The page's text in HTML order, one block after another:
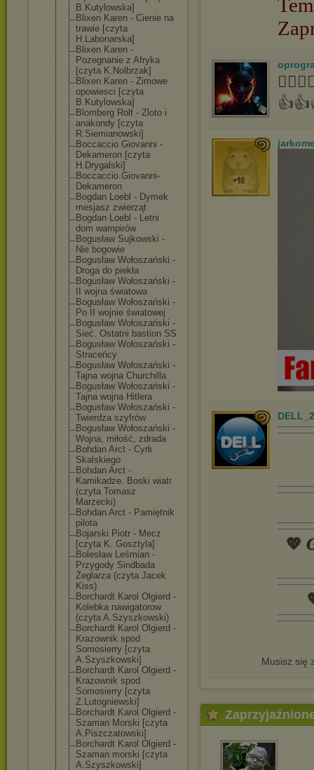
B.Kutylowska]
Blixen Karen - Cienie na
trawie [czyta
H.Labonarska]
Blixen Karen -
Pozegnanie z Afryka
[czyta K.Nolbrzak]
Blixen Karen - Zimowe
opowiesci [czyta
B.Kutylowska]
Blomberg Rolf - Zloto i
anakondy [czyta
R.Siemianowski]
Boccaccio Giovanni -
Dekameron [czyta
H.Drygalski]
Boccaccio.Giovanni-
Dekameron
Bogdan Loebl - Dymek
mesjasz zwierząt
Bogdan Loebl - Letni
dom wampirów
Bogusław Sujkowski -
Nie bogowie
Bogusław Wołoszański -
Droga do piekła
Bogusław Wołoszański -
II wojna światowa
Bogusław Wołoszański -
Po II wojnie światowej
Bogusław Wołoszański -
Sieć. Ostatni bastion SS
Bogusław Wołoszański -
Straceńcy
Bogusław Wołoszański -
Tajna wojna Churchilla
Bogusław Wołoszański -
Tajna wojna Hitlera
Bogusław Wołoszański -
Twierdza szyfrów
Bogusław Wołoszański -
Wojna, miłość, zdrada
Bohdan Arct - Cyrk
Skalskiego
Bohdan Arct -
Kamikadze. Boski wiatr
(czyta Tomasz
Marzecki)
Bohdan Arct - Pamiętnik
pilota
Bojarski Piotr - Mecz
[czyta K. Gosztyla]
Bolesław Leśmian -
Przygody Sindbada
Żeglarza (czyta Jacek
Kiss)
Borchardt Karol Olgierd -
Kolebka nawigatorow
(czyta A.Szyszkowski)
Borchardt Karol Olgierd -
Krazownik spod
Somosierry [czyta
A.Szyszkowski]
Borchardt Karol Olgierd -
Krazownik spod
Somosierry [czyta
Z.Lutogniewski]
Borchardt Karol Olgierd -
Szaman Morski [czyta
A.Piszczatowski]
Borchardt Karol Olgierd -
Szaman morski [czyta
A.Szyszkowski]
💖
Musisz się